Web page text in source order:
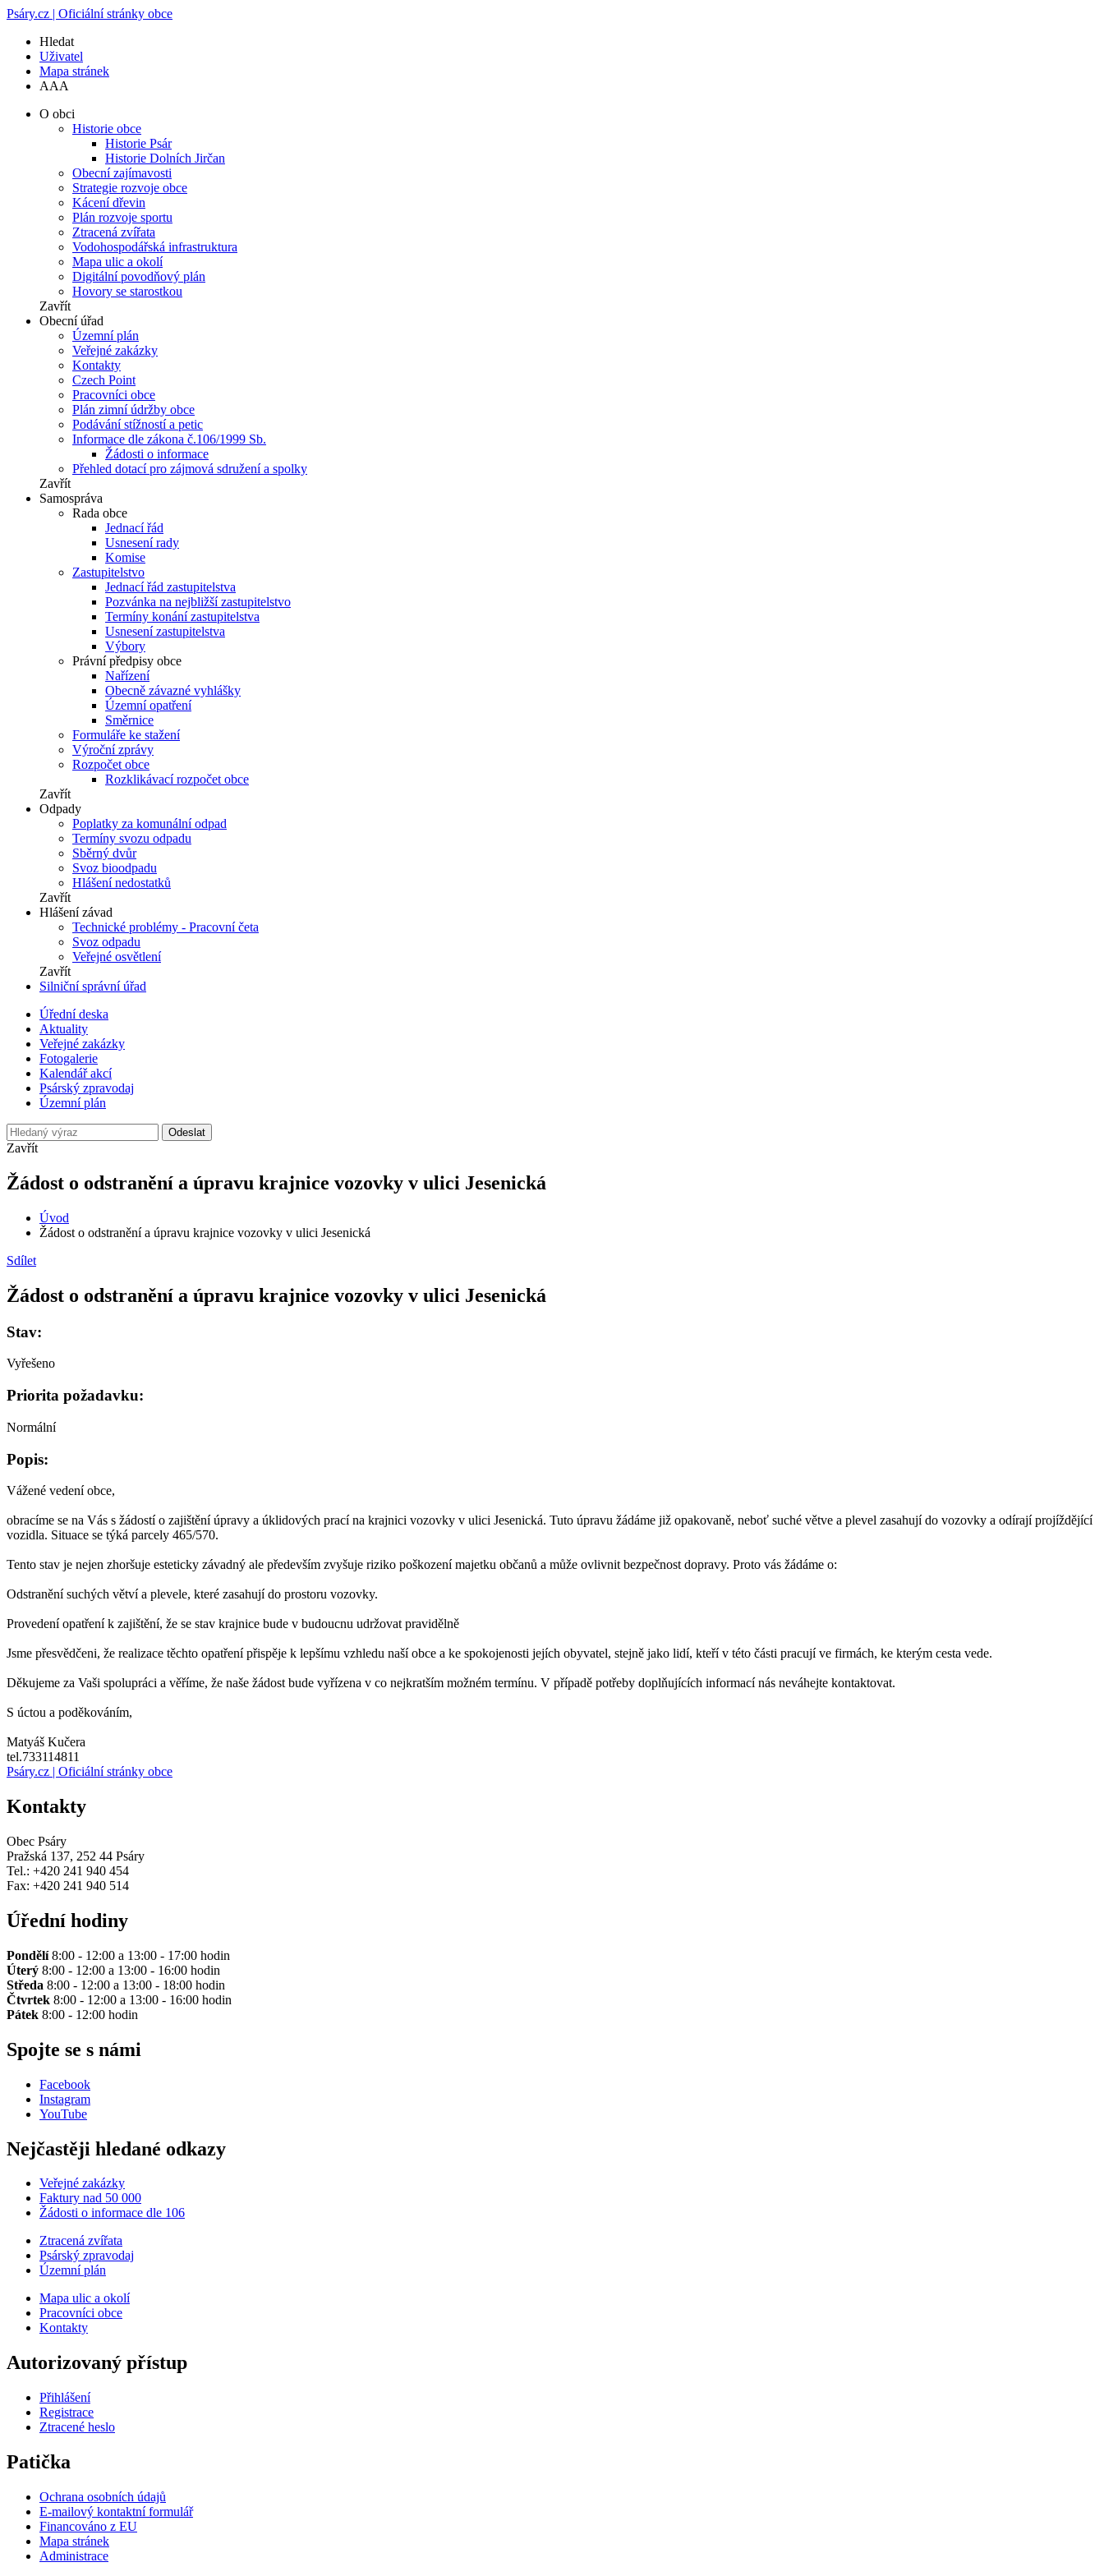
Psáry.cz | Oficiální stránky obce
Hledat
Uživatel
Mapa stránek
AAA
O obci
Historie obce
Historie Psár
Historie Dolních Jirčan
Obecní zajímavosti
Strategie rozvoje obce
Kácení dřevin
Plán rozvoje sportu
Ztracená zvířata
Vodohospodářská infrastruktura
Mapa ulic a okolí
Digitální povodňový plán
Hovory se starostkou
Zavřít
Obecní úřad
Územní plán
Veřejné zakázky
Kontakty
Czech Point
Pracovníci obce
Plán zimní údržby obce
Podávání stížností a petic
Informace dle zákona č.106/1999 Sb.
Žádosti o informace
Přehled dotací pro zájmová sdružení a spolky
Zavřít
Samospráva
Rada obce
Jednací řád
Usnesení rady
Komise
Zastupitelstvo
Jednací řád zastupitelstva
Pozvánka na nejbližší zastupitelstvo
Termíny konání zastupitelstva
Usnesení zastupitelstva
Výbory
Právní předpisy obce
Nařízení
Obecně závazné vyhlášky
Územní opatření
Směrnice
Formuláře ke stažení
Výroční zprávy
Rozpočet obce
Rozklikávací rozpočet obce
Zavřít
Odpady
Poplatky za komunální odpad
Termíny svozu odpadu
Sběrný dvůr
Svoz bioodpadu
Hlášení nedostatků
Zavřít
Hlášení závad
Technické problémy - Pracovní četa
Svoz odpadu
Veřejné osvětlení
Zavřít
Silniční správní úřad
Úřední deska
Aktuality
Veřejné zakázky
Fotogalerie
Kalendář akcí
Psárský zpravodaj
Územní plán
Odeslat
Zavřít
Žádost o odstranění a úpravu krajnice vozovky v ulici Jesenická
Úvod
Žádost o odstranění a úpravu krajnice vozovky v ulici Jesenická
Sdílet
Žádost o odstranění a úpravu krajnice vozovky v ulici Jesenická
Stav:
Vyřešeno
Priorita požadavku:
Normální
Popis:
Vážené vedení obce,
obracíme se na Vás s žádostí o zajištění úpravy a úklidových prací na krajnici vozovky v ulici Jesenická. Tuto úpravu žádáme již opakovaně, neboť suché větve a plevel zasahují do vozovky a odírají projíždějící
vozidla. Situace se týká parcely 465/570.
Tento stav je nejen zhoršuje esteticky závadný ale především zvyšuje riziko poškození majetku občanů a může ovlivnit bezpečnost dopravy. Proto vás žádáme o:
Odstranění suchých větví a plevele, které zasahují do prostoru vozovky.
Provedení opatření k zajištění, že se stav krajnice bude v budoucnu udržovat pravidělně
Jsme přesvědčeni, že realizace těchto opatření přispěje k lepšímu vzhledu naší obce a ke spokojenosti jejích obyvatel, stejně jako lidí, kteří v této části pracují ve firmách, ke kterým cesta vede.
Děkujeme za Vaši spolupráci a věříme, že naše žádost bude vyřízena v co nejkratším možném termínu. V případě potřeby doplňujících informací nás neváhejte kontaktovat.
S úctou a poděkováním,
Matyáš Kučera
tel.733114811
Psáry.cz | Oficiální stránky obce
Kontakty
Obec Psáry
Pražská 137, 252 44 Psáry
Tel.: +420 241 940 454
Fax: +420 241 940 514
Úřední hodiny
Pondělí8:00 - 12:00 a 13:00 - 17:00 hodin
Úterý 8:00 - 12:00 a 13:00 - 16:00 hodin
Středa 8:00 - 12:00 a 13:00 - 18:00 hodin
Čtvrtek 8:00 - 12:00 a 13:00 - 16:00 hodin
Pátek 8:00 - 12:00 hodin
Spojte se s námi
Facebook
Instagram
YouTube
Nejčastěji hledané odkazy
Veřejné zakázky
Faktury nad 50 000
Žádosti o informace dle 106
Ztracená zvířata
Psárský zpravodaj
Územní plán
Mapa ulic a okolí
Pracovníci obce
Kontakty
Autorizovaný přístup
Přihlášení
Registrace
Ztracené heslo
Patička
Ochrana osobních údajů
E-mailový kontaktní formulář
Financováno z EU
Mapa stránek
Administrace